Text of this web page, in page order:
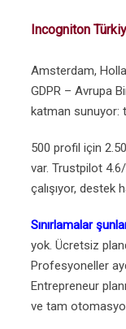
Incogniton
Amsterdam,
GDPR – Avrupa
katman sunuyor:
500 profil için
var. Trustpilot
çalışıyor, destek
Sınırlamalar
yok. Ücretsiz
Profesyoneller
Entrepreneur
ve tam